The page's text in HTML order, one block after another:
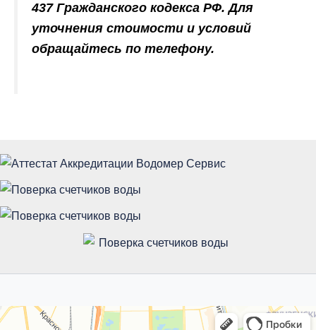
437 Гражданского кодекса РФ. Для
уточнения стоимости и условий
обращайтесь по телефону.